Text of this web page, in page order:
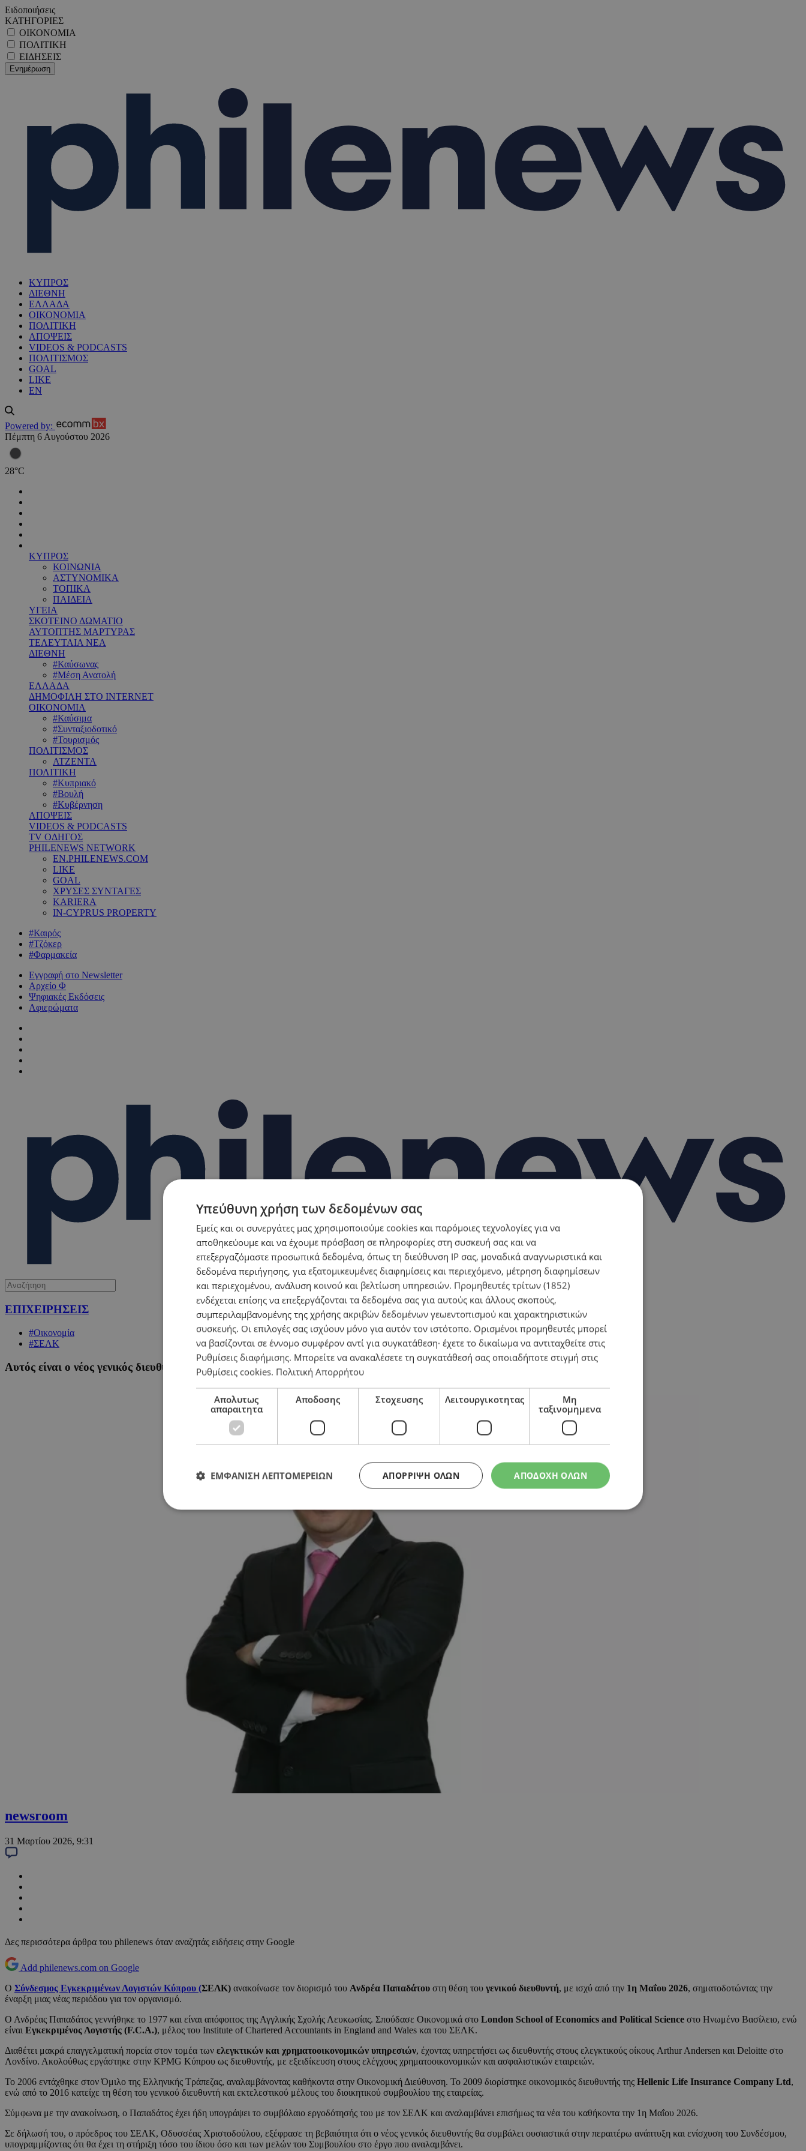
Ειδοποιήσεις
ΚΑΤΗΓΟΡΙΕΣ
ΟΙΚΟΝΟΜΙΑ
ΠΟΛΙΤΙΚΗ
ΕΙΔΗΣΕΙΣ
ΚΥΠΡΟΣ
ΔΙΕΘΝΗ
ΕΛΛΑΔΑ
ΟΙΚΟΝΟΜΙΑ
ΠΟΛΙΤΙΚΗ
ΑΠΟΨΕΙΣ
VIDEOS & PODCASTS
ΠΟΛΙΤΙΣΜΟΣ
GOAL
LIKE
EN
Powered by:
Πέμπτη 6 Αυγούστου 2026
28°C
ΚΥΠΡΟΣ
ΚΟΙΝΩΝΙΑ
ΑΣΤΥΝΟΜΙΚΑ
ΤΟΠΙΚΑ
ΠΑΙΔΕΙΑ
ΥΓΕΙΑ
ΣΚΟΤΕΙΝΟ ΔΩΜΑΤΙΟ
ΑΥΤΟΠΤΗΣ ΜΑΡΤΥΡΑΣ
ΤΕΛΕΥΤΑΙΑ ΝΕΑ
ΔΙΕΘΝΗ
#Καύσωνας
#Μέση Ανατολή
ΕΛΛΑΔΑ
ΔΗΜΟΦΙΛΗ ΣΤΟ INTERNET
ΟΙΚΟΝΟΜΙΑ
#Καύσιμα
#Συνταξιοδοτικό
#Τουρισμός
ΠΟΛΙΤΙΣΜΟΣ
ΑΤΖΕΝΤΑ
ΠΟΛΙΤΙΚΗ
#Κυπριακό
#Βουλή
#Κυβέρνηση
ΑΠΟΨΕΙΣ
VIDEOS & PODCASTS
TV ΟΔΗΓΟΣ
PHILENEWS NETWORK
EN.PHILENEWS.COM
LIKE
GOAL
ΧΡΥΣΕΣ ΣΥΝΤΑΓΕΣ
KARIERA
IN-CYPRUS PROPERTY
#Καιρός
#Τζόκερ
#Φαρμακεία
Εγγραφή στο Newsletter
Αρχείο Φ
Ψηφιακές Εκδόσεις
Αφιερώματα
ΕΠΙΧΕΙΡΗΣΕΙΣ
#Οικονομία
#ΣΕΛΚ
Αυτός είναι ο νέος γενικός διευθυντής του ΣΕΛΚ
newsroom
31 Μαρτίου 2026, 9:31
Δες περισσότερα άρθρα του philenews όταν αναζητάς ειδήσεις στην Google
Add philenews.com on Google
Ο Σύνδεσμος Εγκεκριμένων Λογιστών Κύπρου (ΣΕΛΚ) ανακοίνωσε τον διορισμό του Ανδρέα Παπαδάτου στη θέση του γενικού διευθυντή, με ισχύ από την 1η Μαΐου 2026, σηματοδοτώντας την
έναρξη μιας νέας περιόδου για τον οργανισμό.
Ο Ανδρέας Παπαδάτος γεννήθηκε το 1977 και είναι απόφοιτος της Αγγλικής Σχολής Λευκωσίας. Σπούδασε Οικονομικά στο London School of Economics and Political Science στο Ηνωμένο Βασίλειο, ενώ
είναι Εγκεκριμένος Λογιστής (F.C.A.), μέλος του Institute of Chartered Accountants in England and Wales και του ΣΕΛΚ.
Διαθέτει μακρά επαγγελματική πορεία στον τομέα των ελεγκτικών και χρηματοοικονομικών υπηρεσιών, έχοντας υπηρετήσει ως διευθυντής στους ελεγκτικούς οίκους Arthur Andersen και Deloitte στο
Λονδίνο. Ακολούθως εργάστηκε στην KPMG Κύπρου ως διευθυντής, με εξειδίκευση στους ελέγχους χρηματοοικονομικών και ασφαλιστικών εταιρειών.
Το 2006 εντάχθηκε στον Όμιλο της Ελληνικής Τράπεζας, αναλαμβάνοντας καθήκοντα στην Οικονομική Διεύθυνση. Το 2009 διορίστηκε οικονομικός διευθυντής της Hellenic Life Insurance Company Ltd,
ενώ από το 2016 κατείχε τη θέση του γενικού διευθυντή και εκτελεστικού μέλους του διοικητικού συμβουλίου της εταιρείας.
Σύμφωνα με την ανακοίνωση, ο Παπαδάτος έχει ήδη υπογράψει το συμβόλαιο εργοδότησής του με τον ΣΕΛΚ και αναλαμβάνει επισήμως τα νέα του καθήκοντα την 1η Μαΐου 2026.
Σε δήλωσή του, ο πρόεδρος του ΣΕΛΚ, Οδυσσέας Χριστοδούλου, εξέφρασε τη βεβαιότητα ότι ο νέος γενικός διευθυντής θα συμβάλει ουσιαστικά στην περαιτέρω ανάπτυξη και ενίσχυση του Συνδέσμου,
υπογραμμίζοντας ότι θα έχει τη στήριξη τόσο του ίδιου όσο και των μελών του Συμβουλίου στο έργο που αναλαμβάνει.
Υπεύθυνη χρήση των δεδομένων σας
Εμείς και οι συνεργάτες μας χρησιμοποιούμε cookies και παρόμοιες τεχνολογίες για να
αποθηκεύουμε και να έχουμε πρόσβαση σε πληροφορίες στη συσκευή σας και να
επεξεργαζόμαστε προσωπικά δεδομένα, όπως τη διεύθυνση IP σας, μοναδικά αναγνωριστικά και
δεδομένα περιήγησης, για εξατομικευμένες διαφημίσεις και περιεχόμενο, μέτρηση διαφημίσεων
και περιεχομένου, ανάλυση κοινού και βελτίωση υπηρεσιών. Προμηθευτές τρίτων (1852)
ενδέχεται επίσης να επεξεργάζονται τα δεδομένα σας για αυτούς και άλλους σκοπούς,
συμπεριλαμβανομένης της χρήσης ακριβών δεδομένων γεωεντοπισμού και χαρακτηριστικών
συσκευής. Οι επιλογές σας ισχύουν μόνο για αυτόν τον ιστότοπο. Ορισμένοι προμηθευτές μπορεί
να βασίζονται σε έννομο συμφέρον αντί για συγκατάθεση· έχετε το δικαίωμα να αντιταχθείτε στις
Ρυθμίσεις διαφήμισης. Μπορείτε να ανακαλέσετε τη συγκατάθεσή σας οποιαδήποτε στιγμή στις
Ρυθμίσεις cookies. Πολιτική Απορρήτου
Απολυτως
απαραιτητα
Αποδοσης Στοχευσης Λειτουργικοτητας
Μη
ταξινομημενα
ΑΠΟΔΟΧΗ ΟΛΩΝ
ΑΠΌΡΡΙΨΗ ΌΛΩΝ
ΕΜΦΑΝΙΣΗ ΛΕΠΤΟΜΕΡΕΙΩΝ